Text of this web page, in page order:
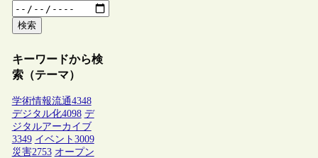
検索
キーワードから検
索（テーマ）
学術情報流通4348
デジタル化4098 デ
ジタルアーカイブ
3349 イベント 3009
災害2753 オープン